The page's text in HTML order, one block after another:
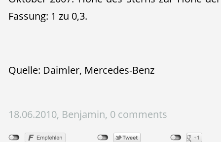
Fassung: 1 zu 0,3.
Quelle: Daimler, Mercedes-Benz
18.06.2010, Benjamin, 0 comments